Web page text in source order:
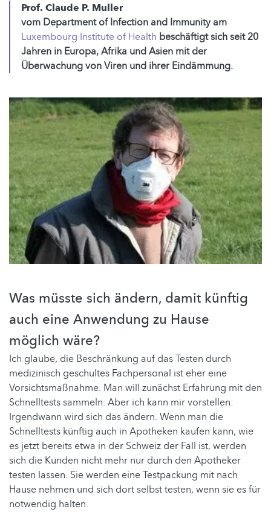
Prof. Claude P. Muller
vom Department of Infection and Immunity am
Luxembourg Institute of Health beschäftigt sich seit 20
Jahren in Europa, Afrika und Asien mit der
Überwachung von Viren und ihrer Eindämmung.
Was müsste sich ändern, damit künftig
auch eine Anwendung zu Hause
möglich wäre?
Ich glaube, die Beschränkung auf das Testen durch
medizinisch geschultes Fachpersonal ist eher eine
Vorsichtsmaßnahme. Man will zunächst Erfahrung mit den
Schnelltests sammeln. Aber ich kann mir vorstellen:
Irgendwann wird sich das ändern. Wenn man die
Schnelltests künftig auch in Apotheken kaufen kann, wie
es jetzt bereits etwa in der Schweiz der Fall ist, werden
sich die Kunden nicht mehr nur durch den Apotheker
testen lassen. Sie werden eine Testpackung mit nach
Hause nehmen und sich dort selbst testen, wenn sie es für
notwendig halten.